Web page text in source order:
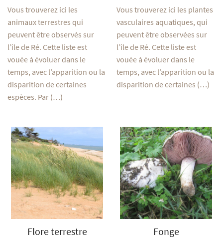
Vous trouverez ici les
animaux terrestres qui
peuvent être observés sur
l’île de Ré. Cette liste est
vouée à évoluer dans le
temps, avec l’apparition ou la
disparition de certaines
espèces. Par (…)
Vous trouverez ici les plantes
vasculaires aquatiques, qui
peuvent être observées sur
l’île de Ré. Cette liste est
vouée à évoluer dans le
temps, avec l’apparition ou la
disparition de certaines (…)
Flore terrestre Fonge